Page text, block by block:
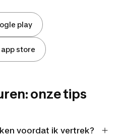
play
store
onze tips
voordat ik vertrek?